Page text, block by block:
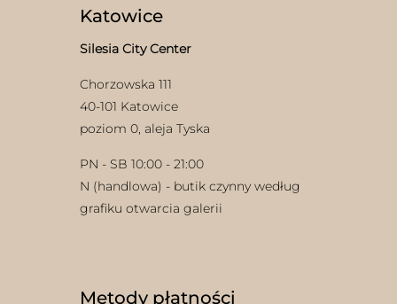
Katowice
Silesia City Center
Chorzowska 111
40-101 Katowice
poziom 0, aleja Tyska
PN - SB 10:00 - 21:00
N (handlowa) - butik czynny według
grafiku otwarcia galerii
Metody płatności